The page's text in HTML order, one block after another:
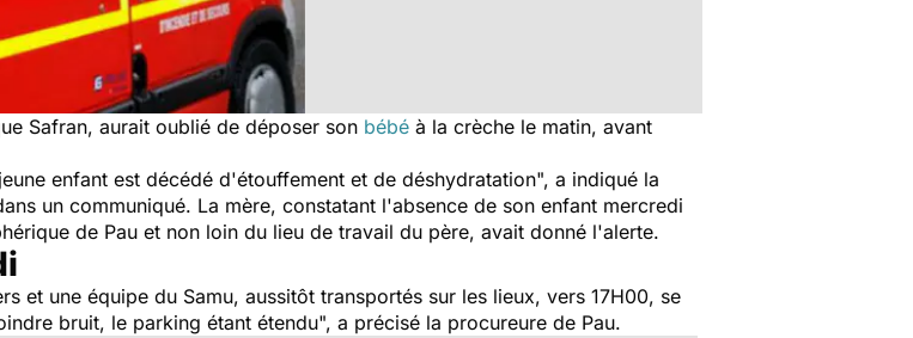
Safran, aurait oublié de déposer son bébé à la crèche le matin, avant
enfant est décédé d'étouffement et de déshydratation", a indiqué la
un communiqué. La mère, constatant l'absence de son enfant mercredi
de Pau et non loin du lieu de travail du père, avait donné l'alerte.
et une équipe du Samu, aussitôt transportés sur les lieux, vers 17H00, se
bruit, le parking étant étendu", a précisé la procureure de Pau.